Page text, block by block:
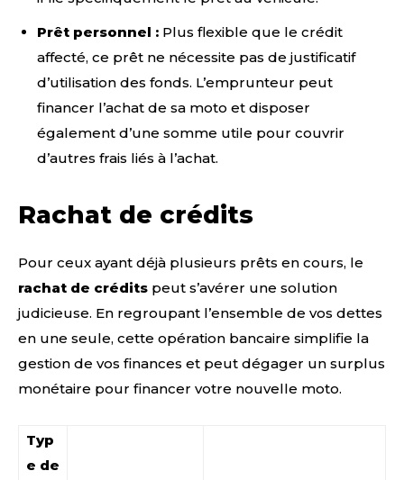
Prêt personnel : Plus flexible que le crédit
affecté, ce prêt ne nécessite pas de justificatif
d’utilisation des fonds. L’emprunteur peut
financer l’achat de sa moto et disposer
également d’une somme utile pour couvrir
d’autres frais liés à l’achat.
Rachat de crédits
Pour ceux ayant déjà plusieurs prêts en cours, le
rachat de crédits peut s’avérer une solution
judicieuse. En regroupant l’ensemble de vos dettes
en une seule, cette opération bancaire simplifie la
gestion de vos finances et peut dégager un surplus
monétaire pour financer votre nouvelle moto.
Typ
e de